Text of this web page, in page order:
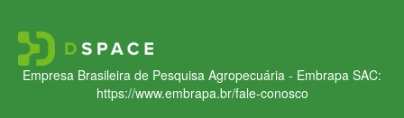
Empresa Brasileira de Pesquisa Agropecuária - Embrapa SAC:
https://www.embrapa.br/fale-conosco